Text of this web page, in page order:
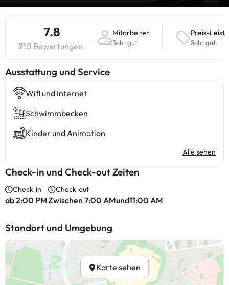
7.8
210 Bewertungen
Mitarbeiter
Sehr gut
Preis-
Sehr gut
​Ausstattung und Service
Wifi und Internet
Schwimmbecken
Kinder und Animation
Alle sehen
Check-in und Check-out Zeiten
Check-in
ab 2:00 PM
Check-out
Zwischen 7:00 AMund11:00 AM
Standort und Umgebung
Karte sehen